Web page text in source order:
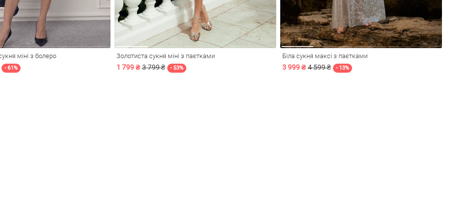
міні з болеро
- 61%
Золотиста сукня міні з паєтками
1 799 ₴ 3 799 ₴ - 53%
Біла сукня максі з паєтками
3 999 ₴ 4 599 ₴ - 13%